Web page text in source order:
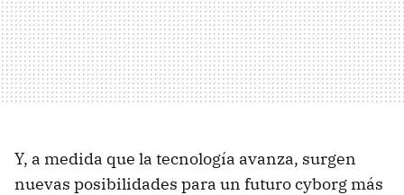
Y, a medida que la tecnología avanza, surgen
nuevas posibilidades para un futuro cyborg más